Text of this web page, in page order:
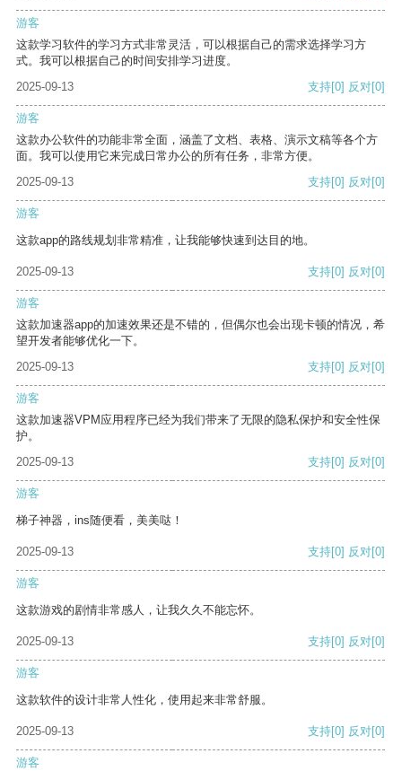
游客
这款学习软件的学习方式非常灵活，可以根据自己的需求选择学习方
式。我可以根据自己的时间安排学习进度。
2025-09-13
支持[0] 反对[0]
游客
这款办公软件的功能非常全面，涵盖了文档、表格、演示文稿等各个方
面。我可以使用它来完成日常办公的所有任务，非常方便。
2025-09-13
支持[0] 反对[0]
游客
这款app的路线规划非常精准，让我能够快速到达目的地。
2025-09-13 支持[0] 反对[0]
游客
这款加速器app的加速效果还是不错的，但偶尔也会出现卡顿的情况，希
望开发者能够优化一下。
2025-09-13
支持[0] 反对[0]
游客
这款加速器VPM应用程序已经为我们带来了无限的隐私保护和安全性保
护。
2025-09-13
支持[0] 反对[0]
游客
梯子神器，ins随便看，美美哒！
2025-09-13 支持[0] 反对[0]
游客
这款游戏的剧情非常感人，让我久久不能忘怀。
2025-09-13 支持[0] 反对[0]
游客
这款软件的设计非常人性化，使用起来非常舒服。
2025-09-13 支持[0] 反对[0]
游客